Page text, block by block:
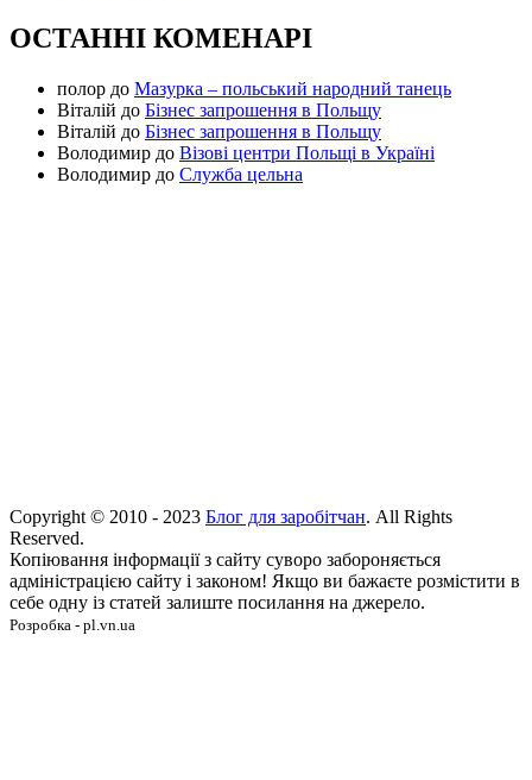
ОСТАННІ КОМЕНАРІ
полор до Мазурка – польський народний танець
Віталій до Бізнес запрошення в Польщу
Віталій до Бізнес запрошення в Польщу
Володимир до Візові центри Польщі в Україні
Володимир до Служба цельна
Copyright © 2010 - 2023 Блог для заробітчан. All Rights
Reserved.
Копіювання інформації з сайту суворо забороняється
адміністрацією сайту і законом! Якщо ви бажаєте розмістити в
себе одну із статей залиште посилання на джерело.
Розробка - pl.vn.ua